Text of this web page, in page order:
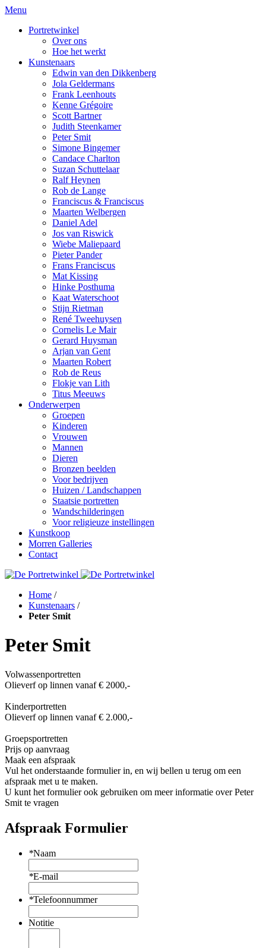
Menu
Portretwinkel
Over ons
Hoe het werkt
Kunstenaars
Edwin van den Dikkenberg
Jola Geldermans
Frank Leenhouts
Kenne Grégoire
Scott Bartner
Judith Steenkamer
Peter Smit
Simone Bingemer
Candace Charlton
Suzan Schuttelaar
Ralf Heynen
Rob de Lange
Franciscus & Franciscus
Maarten Welbergen
Daniel Adel
Jos van Riswick
Wiebe Maliepaard
Pieter Pander
Frans Franciscus
Mat Kissing
Hinke Posthuma
Kaat Waterschoot
Stijn Rietman
René Tweehuysen
Cornelis Le Mair
Gerard Huysman
Arjan van Gent
Maarten Robert
Rob de Reus
Flokje van Lith
Titus Meeuws
Onderwerpen
Groepen
Kinderen
Vrouwen
Mannen
Dieren
Bronzen beelden
Voor bedrijven
Huizen / Landschappen
Staatsie portretten
Wandschilderingen
Voor religieuze instellingen
Kunstkoop
Morren Galleries
Contact
Home /
Kunstenaars /
Peter Smit
Peter Smit
Volwassenportretten
Olieverf op linnen vanaf € 2000,-
Kinderportretten
Olieverf op linnen vanaf € 2.000,-
Groepsportretten
Prijs op aanvraag
Maak een afspraak
Vul het onderstaande formulier in, en wij bellen u terug om een
afspraak met u te maken.
U kunt het formulier ook gebruiken om meer informatie overPeter
Smit te vragen
Afspraak Formulier
*Naam
*E-mail
*Telefoonnummer
Notitie